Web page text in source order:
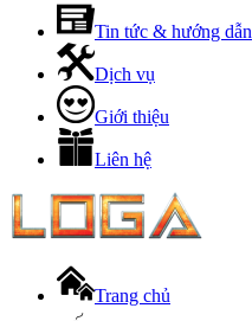
Tin tức & hướng dẫn
Dịch vụ
Giới thiệu
Liên hệ
Trang chủ